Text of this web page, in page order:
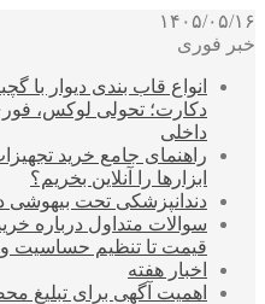
۱۴۰۵/۰۵/۱۶
خبر فوری
انواع قاب بندی دیوار با
دکارت؛ تحولی لوکس،
داخلی
راهنمای جامع خرید
ابزارها را آنلاین بخریم؟
دندانپزشکی تحت بیهوشی
سوالات متداول درباره
قیمت تا تنظیم حساسیت
اخبار هفته
اهمیت آگهی برای تبلیغ